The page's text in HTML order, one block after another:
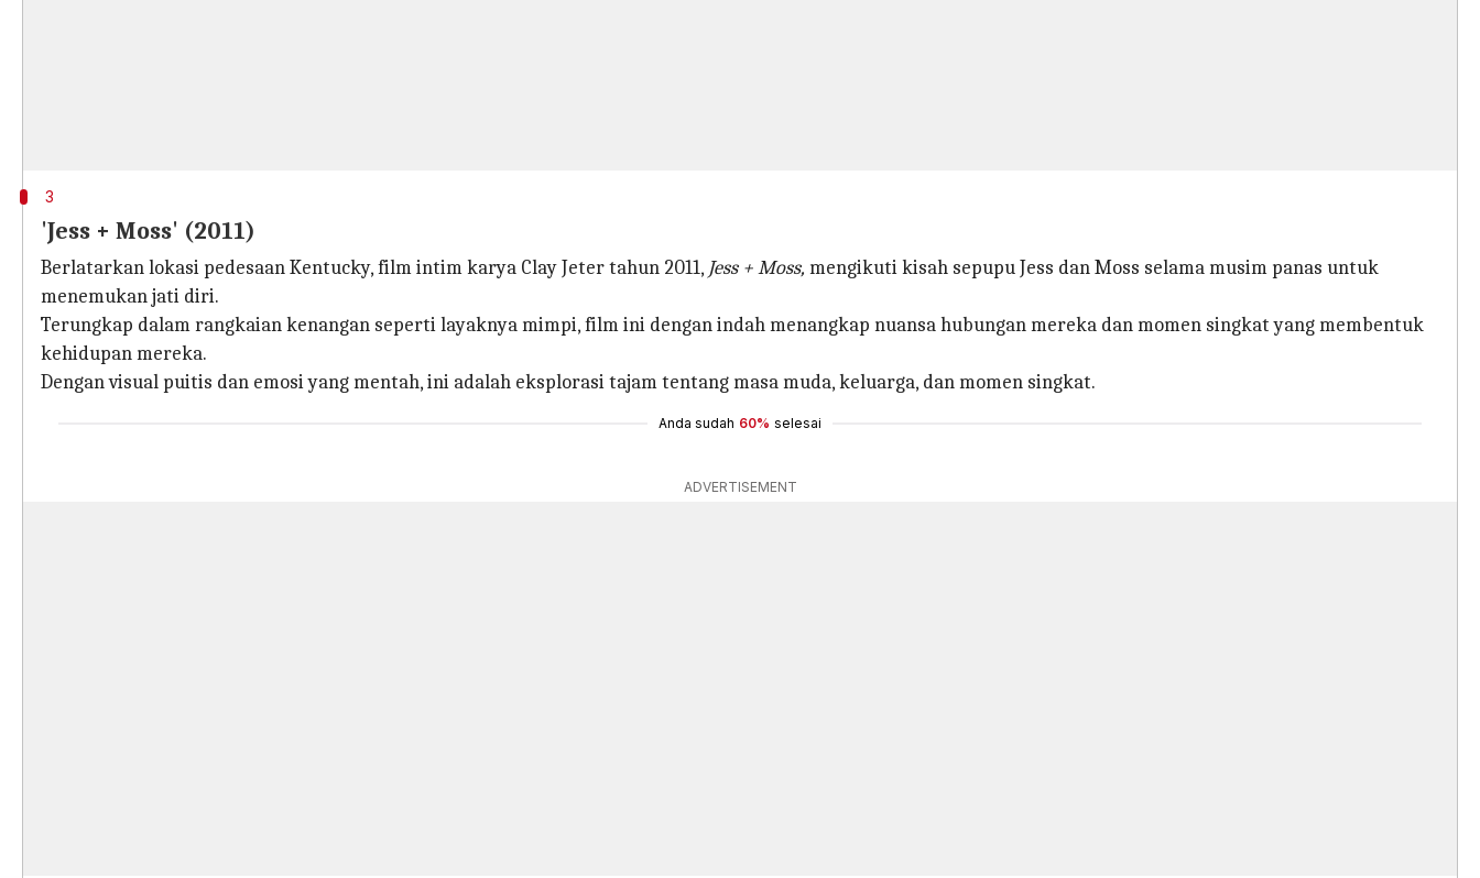
3
'Jess + Moss' (2011)
Berlatarkan lokasi pedesaan Kentucky, film intim karya Clay Jeter tahun 2011, Jess + Moss, mengikuti kisah sepupu Jess dan Moss selama musim panas untuk
menemukan jati diri.
Terungkap dalam rangkaian kenangan seperti layaknya mimpi, film ini dengan indah menangkap nuansa hubungan mereka dan momen singkat yang membentuk
kehidupan mereka.
Dengan visual puitis dan emosi yang mentah, ini adalah eksplorasi tajam tentang masa muda, keluarga, dan momen singkat.
Anda sudah 60% selesai
ADVERTISEMENT